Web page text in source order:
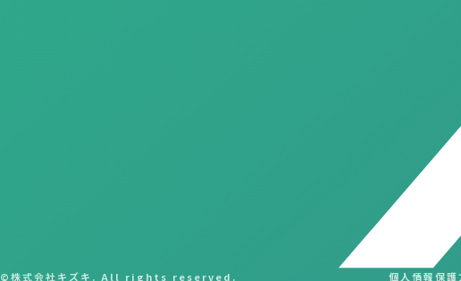
©株式会社キズキ. All rights reserved. 個人情報保護